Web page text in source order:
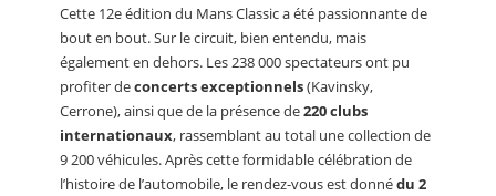
Cette 12e édition du Mans Classic a été passionnante de
bout en bout. Sur le circuit, bien entendu, mais
également en dehors. Les 238 000 spectateurs ont pu
profiter deconcerts exceptionnels(Kavinsky,
Cerrone), ainsi que de la présence de220 clubs
internationaux, rassemblant au total une collection de
9 200 véhicules. Après cette formidable célébration de
l’histoire de l’automobile, le rendez-vous est donnédu 2